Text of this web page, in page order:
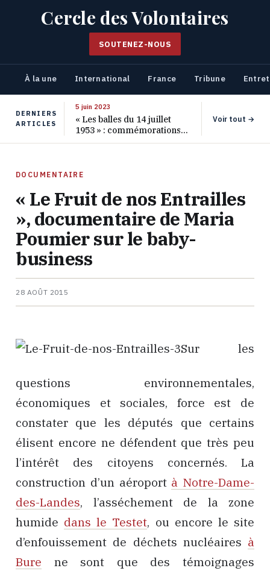
Cercle des Volontaires
SOUTENEZ-NOUS
À la une International France Tribune
DERNIERS
ARTICLES
5 juin 2023
« Les balles du 14 juillet
1953 » : commémorations
pour les 70 ans de ce
Voir tout →
DOCUMENTAIRE
« Le Fruit de nos Entrailles
», documentaire de Maria
Poumier sur le baby-
business
28 AOÛT 2015
Sur les
questions environnementales,
économiques et sociales, force est de
constater que les députés que certains
élisent encore ne défendent que très peu
l’intérêt des citoyens concernés. La
construction d’un aéroport à Notre-Dame-
des-Landes, l’asséchement de la zone
humide dans le Testet, ou encore le site
d’enfouissement de déchets nucléaires à
Bure ne sont que des témoignages